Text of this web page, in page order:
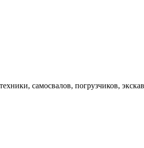
самосвалов, погрузчиков,